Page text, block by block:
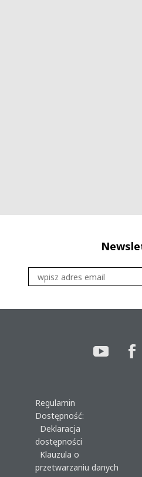
Regulamin
Dostępność:
Deklaracja
dostępności
Klauzula o
przetwarzaniu danych